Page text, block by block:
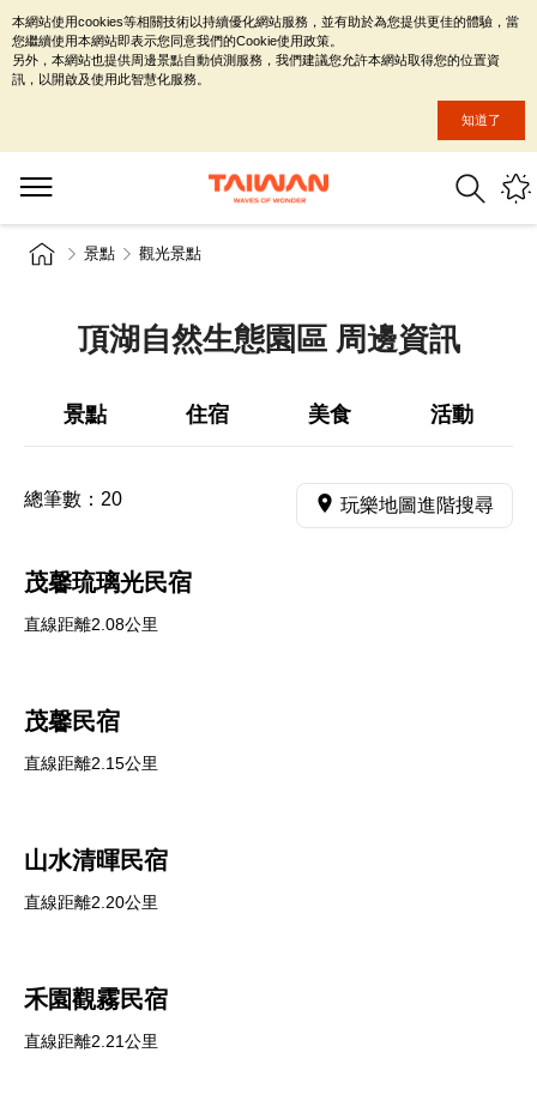
景點 觀光景點
頂湖自然生態園區 周邊資訊
景點 住宿 美食 活動
總筆數： 20 玩樂地圖進階搜尋
茂馨琉璃光民宿
直線距離2.08公里
茂馨民宿
直線距離2.15公里
山水清暉民宿
直線距離2.20公里
禾園觀霧民宿
直線距離2.21公里
本網站使用cookies等相關技術以持續優化網站服務，並有助於為您提供更佳的體驗，當
您繼續使用本網站即表示您同意我們的Cookie使用政策。
另外，本網站也提供周邊景點自動偵測服務，我們建議您允許本網站取得您的位置資
訊，以開啟及使用此智慧化服務。
知道了